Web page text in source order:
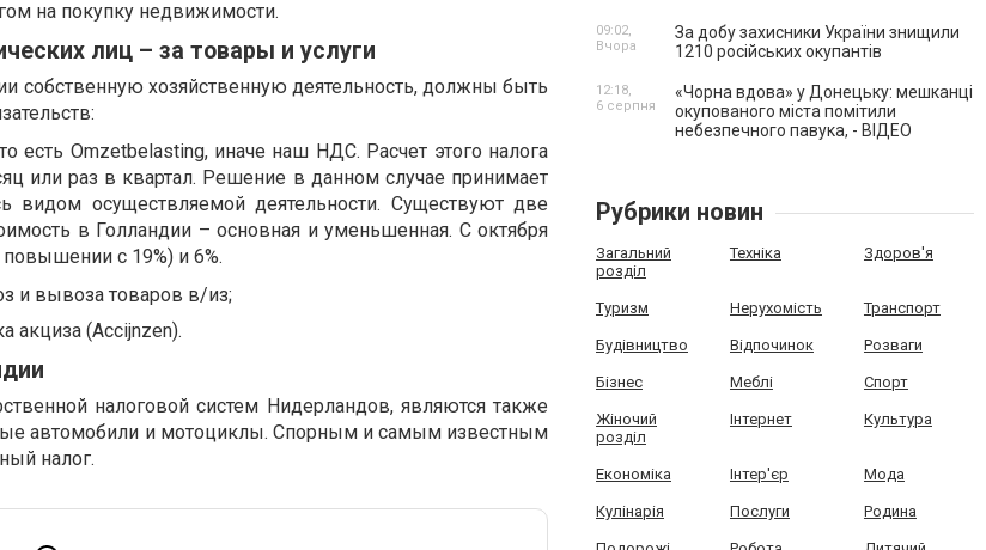
на покупку недвижимости.
лиц – за товары и услуги
собственную хозяйственную деятельность, должны быть
есть Omzetbelasting, иначе наш НДС. Расчет этого налога
или раз в квартал. Решение в данном случае принимает
видом осуществляемой деятельности. Существуют две
в Голландии – основная и уменьшенная. С октября
с 19%) и 6%.
и вывоза товаров в/из;
акциза (Accijnzen).
налоговой систем Нидерландов, являются также
автомобили и мотоциклы. Спорным и самым известным
налог.
За добу захисники України знищили
1210 російських окупантів
09:02,
Вчора
«Чорна вдова» у Донецьку: мешканці
окупованого міста помітили
небезпечного павука, - ВІДЕО
12:18,
6 серпня
Рубрики новин
Загальний
розділ
Техніка Здоров'я
Туризм Нерухомість Транспорт
Будівництво Відпочинок Розваги
Бізнес Меблі Спорт
Жіночий
розділ
Інтернет Культура
Економіка Інтер'єр Мода
Кулінарія Послуги Родина